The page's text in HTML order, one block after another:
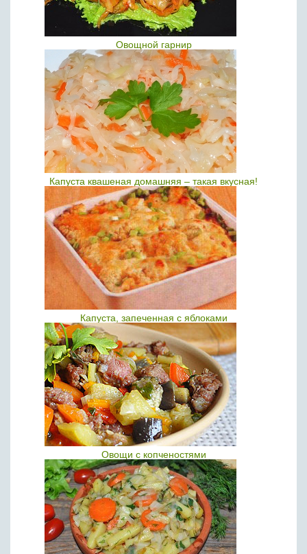
Овощной гарнир
Капуста квашеная домашняя – такая вкусная!
Капуста, запеченная с яблоками
Овощи с копченостями